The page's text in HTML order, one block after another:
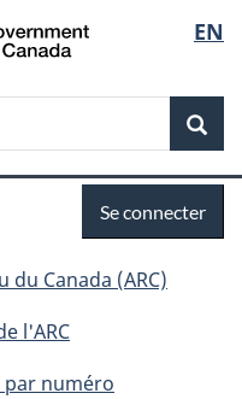
de
la
EN
connecter
Se connecter
du Canada (ARC)
l'ARC
par numéro